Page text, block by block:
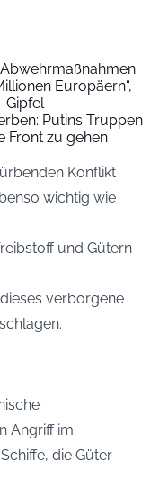
Europäern“,
Gipfel
Putins Truppen
Front zu gehen
Konflikt
wichtig wie
und Gütern
verborgene
Angriff im
die Güter